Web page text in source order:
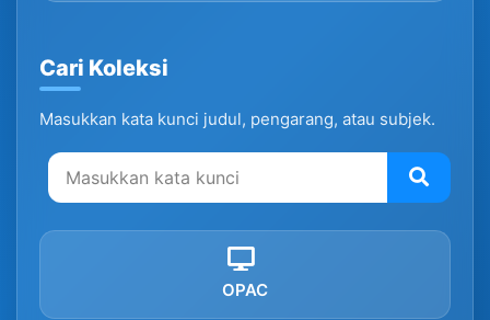
Cari Koleksi
Masukkan kata kunci judul, pengarang, atau subjek.
OPAC